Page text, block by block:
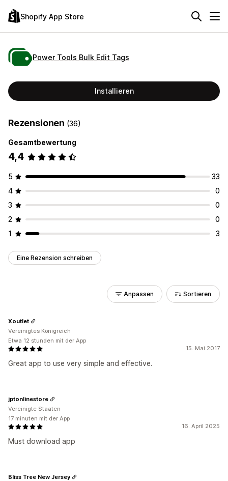
Shopify App Store
Power Tools Bulk Edit Tags
Installieren
Rezensionen (36)
Gesamtbewertung
4,4
5
33
4
0
3
0
2
0
1
3
Eine Rezension schreiben
Anpassen Sortieren
15. Mai 2017
Great app to use very simple and effective.
Xoutlet
Vereinigtes Königreich
Etwa 12 stunden mit der App
16. April 2025
Must download app
jptonlinestore
Vereinigte Staaten
17 minuten mit der App
Bliss Tree New Jersey